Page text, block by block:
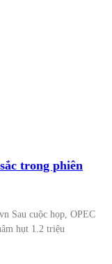
trong phiên
Sau cuộc họp, OPEC
hụt 1.2 triệu